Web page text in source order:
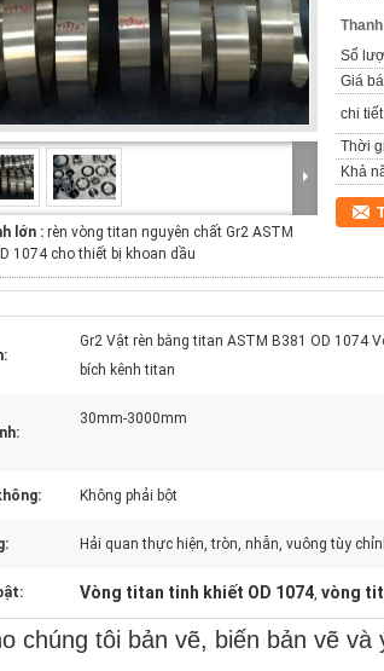
lớn : rèn vòng titan nguyên chất Gr2 ASTM
1074 cho thiết bị khoan dầu
Số
Giá
chi
Thời
Khả
Gr2 Vật rèn bằng titan ASTM B381 OD 1074
bích kênh titan
30mm-3000mm
Không phải bột
Hải quan thực hiện, tròn, nhẫn, vuông tùy
Vòng titan tinh khiết OD 1074, vòng
chúng tôi bản vẽ, biến bản vẽ